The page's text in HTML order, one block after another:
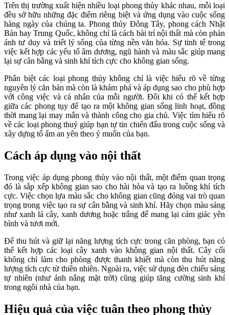
Trên thị trường xuất hiện nhiều loại phong thủy khác nhau, mỗi loại
đều sở hữu những đặc điểm riêng biệt và ứng dụng vào cuộc sống
hàng ngày của chúng ta. Phong thủy Đông Tây, phong cách Nhật
Bản hay Trung Quốc, không chỉ là cách bài trí nội thất mà còn phản
ánh tư duy và triết lý sống của từng nền văn hóa. Sự tinh tế trong
việc kết hợp các yếu tố âm dương, ngũ hành và màu sắc giúp mang
lại sự cân bằng và sinh khí tích cực cho không gian sống.
Phân biệt các loại phong thủy không chỉ là việc hiểu rõ về từng
nguyên lý căn bản mà còn là khám phá và áp dụng sao cho phù hợp
với công việc và cá nhân của mỗi người. Đôi khi có thể kết hợp
giữa các phong tụy để tạo ra một không gian sống linh hoạt, đồng
thời mang lại may mắn và thành công cho gia chủ. Việc tìm hiểu rõ
về các loại phong thuỷ giúp bạn tự tin chiến đấu trong cuộc sống và
xây dựng tổ ấm an yên theo ý muốn của bạn.
Cách áp dụng vào nội thất
Trong việc áp dụng phong thủy vào nội thất, một điểm quan trọng
đó là sắp xếp không gian sao cho hài hòa và tạo ra luồng khí tích
cực. Việc chọn lựa màu sắc cho không gian cũng đóng vai trò quan
trọng trong việc tạo ra sự cân bằng và sinh khí. Hãy chọn màu sáng
như xanh lá cây, xanh dương hoặc trắng để mang lại cảm giác yên
bình và tươi mới.
Để thu hút và giữ lại năng lượng tích cực trong căn phòng, bạn có
thể kết hợp các loại cây xanh vào không gian nội thất. Cây cối
không chỉ làm cho phòng được thanh khiết mà còn thu hút năng
lượng tích cực từ thiên nhiên. Ngoài ra, việc sử dụng đèn chiếu sáng
tự nhiên (như ánh nắng mặt trời) cũng giúp tăng cường sinh khí
trong ngôi nhà của bạn.
Hiệu quả của việc tuân theo phong thủy